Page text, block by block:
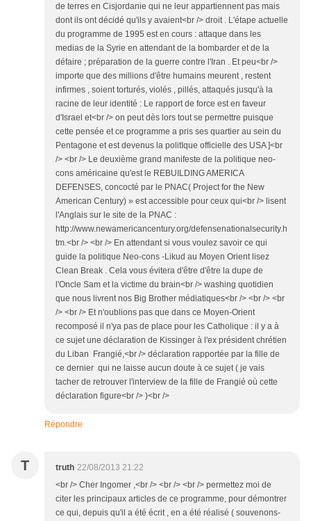
de terres en Cisjordanie qui ne leur appartiennent pas mais
dont ils ont décidé qu'ils y avaient<br /> droit . L'étape actuelle
du programme de 1995 est en cours : attaque dans les
medias de la Syrie en attendant de la bombarder et de la
défaire ; préparation de la guerre contre l'Iran . Et peu<br />
importe que des millions d'être humains meurent , restent
infirmes , soient torturés, violés , pillés, attaqués jusqu'à la
racine de leur identité : Le rapport de force est en faveur
d'Israel et<br /> on peut dès lors tout se permettre puisque
cette pensée et ce programme a pris ses quartier au sein du
Pentagone et est devenus la politIque officielle des USA ]<br
/> <br /> Le deuxième grand manifeste de la politique neo-
cons américaine qu'est le REBUILDING AMERICA
DEFENSES, concocté par le PNAC( Project for the New
American Century) » est accessible pour ceux qui<br /> lisent
l'Anglais sur le site de la PNAC :
http://www.newamericancentury.org/defensenationalsecurity.h
tm.<br /> <br /> En attendant si vous voulez savoir ce qui
guide la politique Neo-cons -Likud au Moyen Orient lisez
Clean Break . Cela vous évitera d'être d'être la dupe de
l'Oncle Sam et la victime du brain<br /> washing quotidien
que nous livrent nos Big Brother médiatiques<br /> <br /> <br
/> <br /> Et n'oublions pas que dans ce Moyen-Orient
recomposé il n'ya pas de place pour les Catholique : il y a à
ce sujet une déclaration de Kissinger à l'ex président chrétien
du Liban Frangié,<br /> déclaration rapportée par la fille de
ce dernier qui ne laisse aucun doute à ce sujet ( je vais
tacher de retrouver l'interview de la fille de Frangié où cette
déclaration figure<br /> )<br />
Répondre
T truth 22/08/2013 21:22
<br /> Cher Ingomer ,<br /> <br /> <br /> permettez moi de
citer les principaux articles de ce programme, pour démontrer
ce qui, depuis qu'il a été écrit , en a été réalisé ( souvenons-